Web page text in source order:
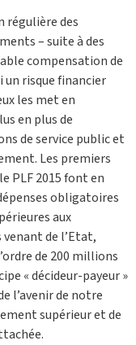
régulière des
– suite à des
compensation de
un risque financier
les met en
en plus de
de service public et
Les premiers
PLF 2015 font en
obligatoires
aux
de l’Etat,
de 200 millions
« décideur-payeur »
l’avenir de notre
supérieur et de